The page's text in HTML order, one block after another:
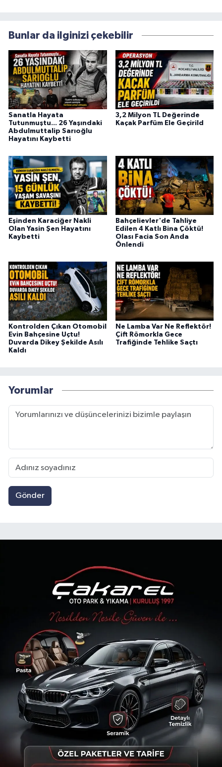
Bunlar da ilginizi çekebilir
Sanatla Hayata
Tutunmuştu... 26 Yaşındaki
Abdulmuttalip Sarıoğlu
Hayatını Kaybetti
3,2 Milyon TL Değerinde
Kaçak Parfüm Ele Geçirild
Eşinden Karaciğer Nakli
Olan Yasin Şen Hayatını
Kaybetti
Bahçelievler'de Tahliye
Edilen 4 Katlı Bina Çöktü!
Olası Facia Son Anda
Önlendi
Kontrolden Çıkan Otomobil
Evin Bahçesine Uçtu!
Duvarda Dikey Şekilde Asılı
Kaldı
Ne Lamba Var Ne Reflektör!
Çift Römorkla Gece
Trafiğinde Tehlike Saçtı
Yorumlar
Gönder